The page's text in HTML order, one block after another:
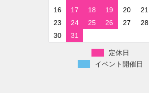
16
17 18 19 20 21
23
24 25 26 27 28
30
31
定休日
イベント開催日